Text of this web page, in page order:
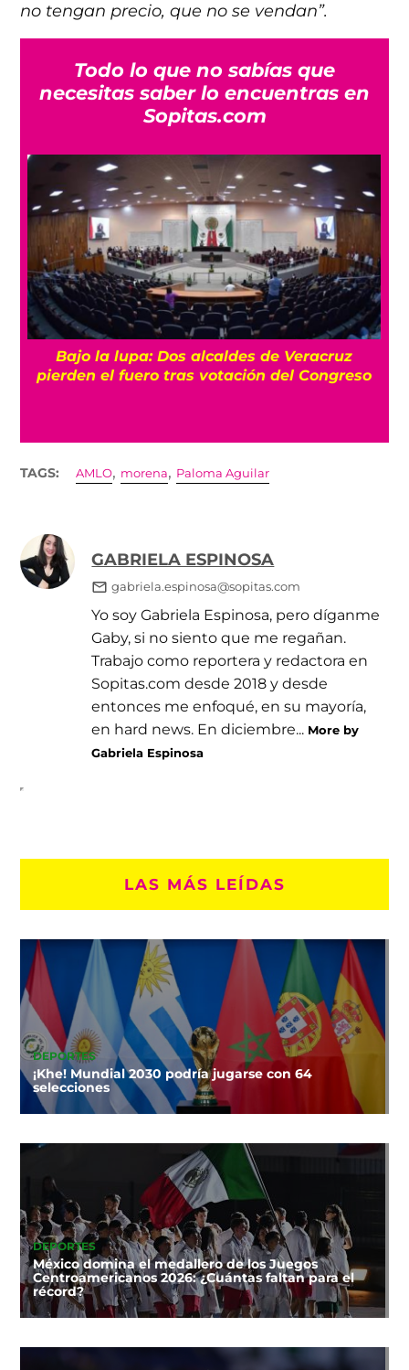
no tengan precio, que no se vendan”.
Todo lo que no sabías que
necesitas saber lo encuentras en
Sopitas.com
Bajo la lupa: Dos alcaldes de Veracruz
pierden el fuero tras votación del Congreso
TAGS: AMLO, morena, Paloma Aguilar
GABRIELA ESPINOSA
gabriela.espinosa@sopitas.com
Yo soy Gabriela Espinosa, pero díganme
Gaby, si no siento que me regañan.
Trabajo como reportera y redactora en
Sopitas.com desde 2018 y desde
entonces me enfoqué, en su mayoría,
en hard news. En diciembre... More by
Gabriela Espinosa
LAS MÁS LEÍDAS
DEPORTES
¡Khe! Mundial 2030 podría jugarse con 64
selecciones
DEPORTES
México domina el medallero de los Juegos
Centroamericanos 2026: ¿Cuántas faltan para el
récord?